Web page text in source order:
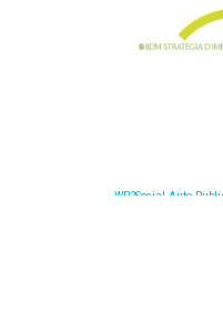
WP2Social Auto